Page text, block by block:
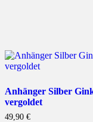
Anhänger Silber
vergoldet
49,90 €